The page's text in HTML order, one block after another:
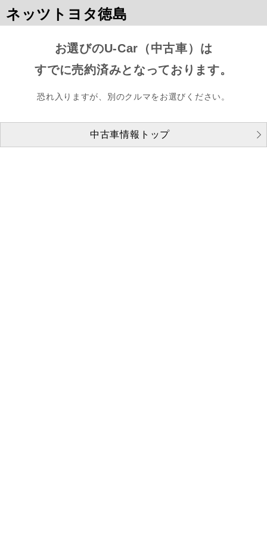
ネッツトヨタ徳島
お選びのU-Car（中古車）は
すでに売約済みとなっております。
恐れ入りますが、別のクルマをお選びください。
中古車情報トップ